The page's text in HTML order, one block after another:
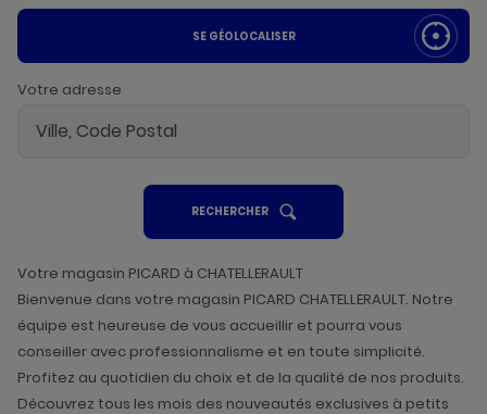
SE GÉOLOCALISER
Votre adresse
RECHERCHERUN
POINT
VENTE
Votre magasin PICARD à CHATELLERAULT
Bienvenue dans votre magasin PICARD CHATELLERAULT. Notre
équipe est heureuse de vous accueillir et pourra vous
conseiller avec professionnalisme et en toute simplicité.
Profitez au quotidien du choix et de la qualité de nos produits.
Découvrez tous les mois des nouveautés exclusives à petits